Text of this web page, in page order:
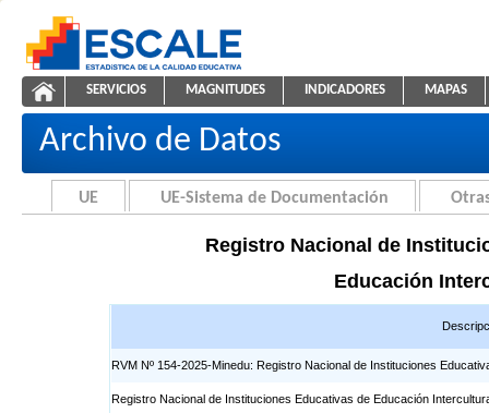
ESCALE - Unidad de Estadística Educativa
Registros EIB
NAVEGACIÓN
SERVICIOS MAGNITUDES INDICADORES MAPAS
Archivo de Datos
UE UE-Sistema de Documentación
Registro Nacional de
Educación
RVM Nº 154-2025-Minedu: Registro Nacional de Instituciones
Registro Nacional de Instituciones Educativas de Educación